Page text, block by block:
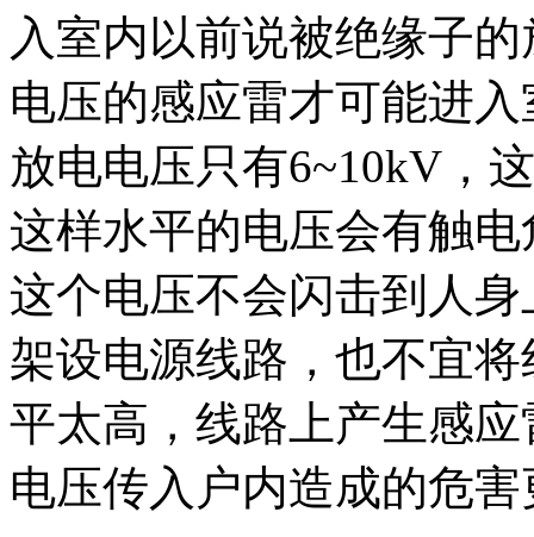
入室内以前说被绝缘子
电压的感应雷才可能进
放电电压只有6~10kV，
这样水平的电压会有触
这个电压不会闪击到人
架设电源线路，也不宜
平太高，线路上产生感
电压传入户内造成的危害